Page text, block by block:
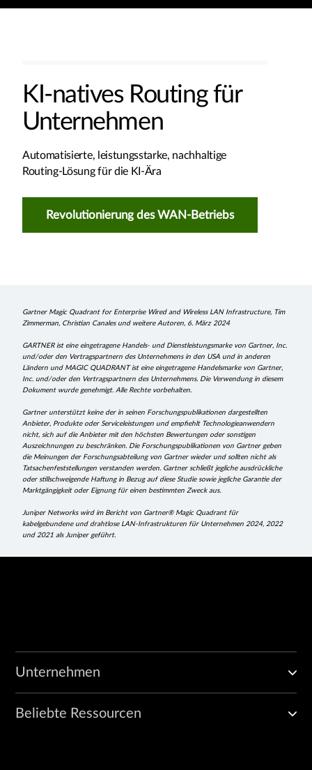
KI-natives Routing für
Unternehmen
Automatisierte, leistungsstarke, nachhaltige
Routing-Lösung für die KI-Ära
Revolutionierung des WAN-Betriebs
Gartner Magic Quadrant for Enterprise Wired and Wireless LAN Infrastructure, Tim
Zimmerman, Christian Canales und weitere Autoren, 6. März 2024
GARTNER ist eine eingetragene Handels- und Dienstleistungsmarke von Gartner, Inc.
und/oder den Vertragspartnern des Unternehmens in den USA und in anderen
Ländern und MAGIC QUADRANT ist eine eingetragene Handelsmarke von Gartner,
Inc. und/oder den Vertragspartnern des Unternehmens. Die Verwendung in diesem
Dokument wurde genehmigt. Alle Rechte vorbehalten.
Gartner unterstützt keine der in seinen Forschungspublikationen dargestellten
Anbieter, Produkte oder Serviceleistungen und empfiehlt Technologieanwendern
nicht, sich auf die Anbieter mit den höchsten Bewertungen oder sonstigen
Auszeichnungen zu beschränken. Die Forschungspublikationen von Gartner geben
die Meinungen der Forschungsabteilung von Gartner wieder und sollten nicht als
Tatsachenfeststellungen verstanden werden. Gartner schließt jegliche ausdrückliche
oder stillschweigende Haftung in Bezug auf diese Studie sowie jegliche Garantie der
Marktgängigkeit oder Eignung für einen bestimmten Zweck aus.
Juniper Networks wird im Bericht von Gartner® Magic Quadrant für
kabelgebundene und drahtlose LAN-Infrastrukturen für Unternehmen 2024, 2022
und 2021 als Juniper geführt.
Unternehmen
Beliebte Ressourcen